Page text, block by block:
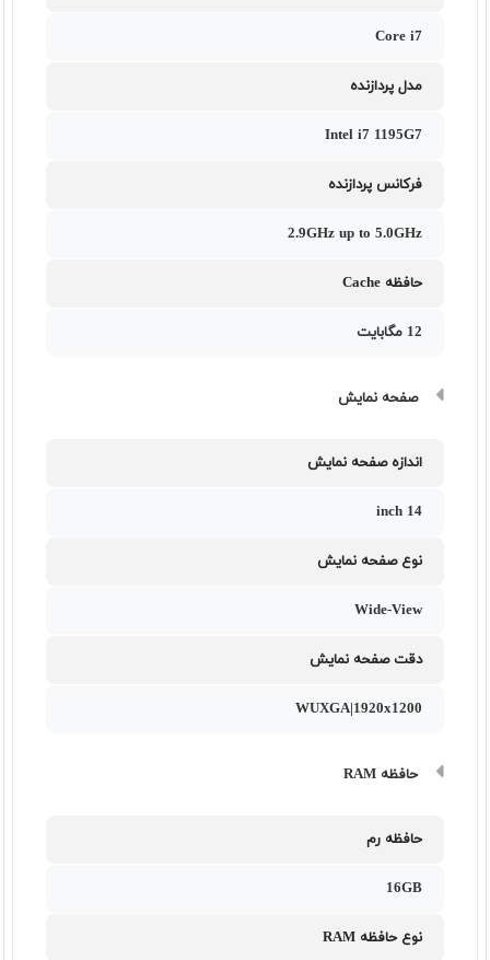
Core i7
مدل پردازنده
Intel i7 1195G7
فرکانس پردازنده
2.9GHz up to 5.0GHz
حافظه Cache
12 مگابایت
صفحه نمایش
اندازه صفحه نمایش
14 inch
نوع صفحه نمایش
Wide-View
دقت صفحه نمایش
WUXGA|1920x1200
حافظه RAM
حافظه رم
16GB
نوع حافظه RAM